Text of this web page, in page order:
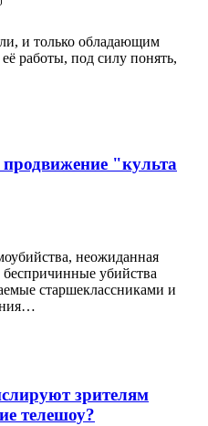
и только обладающим
работы, под силу понять,
"культа
неожиданная
убийства
старшеклассниками и
зрителям
телешоу?